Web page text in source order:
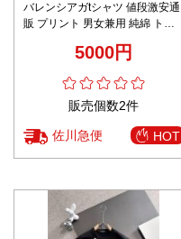
バレンシアガtシャツ 値段激安通
販 プリント 男女兼用 純綿 トッ
5000円
販売個数2件
佐川急便 HOT